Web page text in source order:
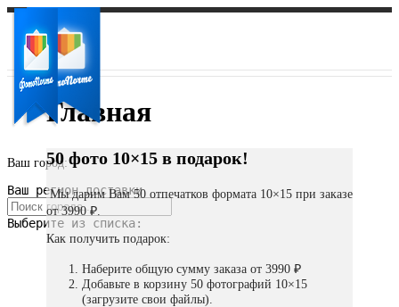
Ваш город:
Ваш регион доставки
Выберите из списка:
Главная
50 фото 10×15 в подарок!
Мы дарим Вам 50 отпечатков формата 10×15 при заказе
от 3990 ₽.
Как получить подарок:
Наберите общую сумму заказа от 3990 ₽
Добавьте в корзину 50 фотографий 10×15
(загрузите свои файлы).